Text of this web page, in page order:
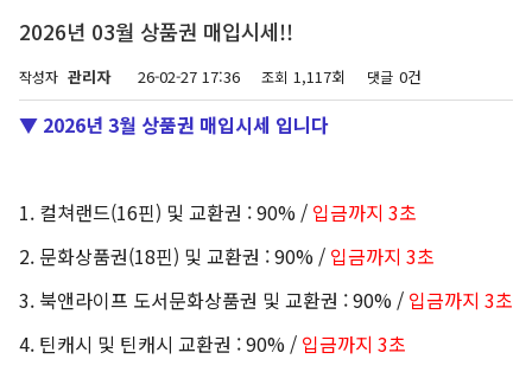
2026년 03월 상품권 매입시세!!
작성자 관리자 26-02-27 17:36 조회 1,117회 댓글 0건
▼ 2026년 3월 상품권 매입시세 입니다
1. 컬쳐랜드(16핀) 및 교환권 : 90% / 입금까지 3초
2. 문화상품권(18핀) 및 교환권 : 90% / 입금까지 3초
3. 북앤라이프 도서문화상품권 및 교환권 : 90% / 입금까지 3초
4. 틴캐시 및 틴캐시 교환권 : 90% / 입금까지 3초